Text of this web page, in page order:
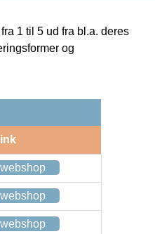
1 til 5 ud fra bl.a. deres
og